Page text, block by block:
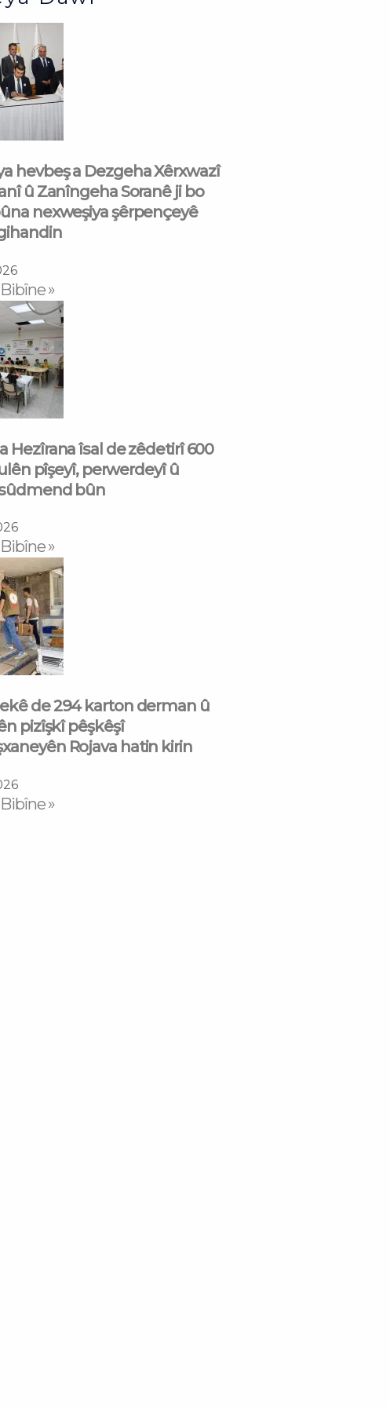
hevbeş a Dezgeha Xêrxwazî
û Zanîngeha Soranê ji bo
nexweşiya şêrpençeyê
»
Hezîrana îsal de zêdetirî 600
pîşeyî, perwerdeyî û
bûn
»
de 294 karton derman û
pizîşkî pêşkêşî
Rojava hatin kirin
»